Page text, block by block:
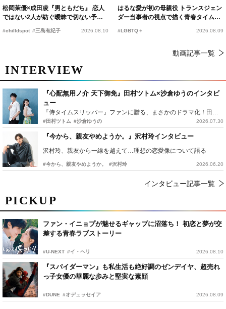
PICKUP
ファン・イニョプが魅せるギャップに沼落ち！ 初恋と夢が交
差する青春ラブストーリー
#U-NEXT #イ・ヘリ 2026.08.10
『スパイダーマン』も私生活も絶好調のゼンデイヤ、超売れ
っ子女優の華麗な歩みと堅実な素顔
#DUNE #オデュッセイア 2026.08.09
松岡茉優×成田凌『男ともだち』 恋人
ではない2人が紡ぐ曖昧で切ない予告
#chilldspot #三島有紀子 2026.08.10
はるな愛が初の母親役 トランスジェン
ダー当事者の視点で描く青春タイムス
#LGBTQ＋ 2026.08.09
動画記事一覧
INTERVIEW
『心配無用ノ介 天下御免』田村ツトム×沙倉ゆうのインタビ
ュー
『侍タイムスリッパー』ファンに贈る、まさかのドラマ化！田村ツトム×沙倉ゆうのが語る『心配無用ノ介』撮影秘話
#田村ツトム #沙倉ゆうの 2026.07.30
『今から、親友やめようか。』沢村玲インタビュー
沢村玲、親友から一線を越えて…理想の恋愛像について語る
#今から、親友やめようか。 #沢村玲 2026.06.20
インタビュー記事一覧